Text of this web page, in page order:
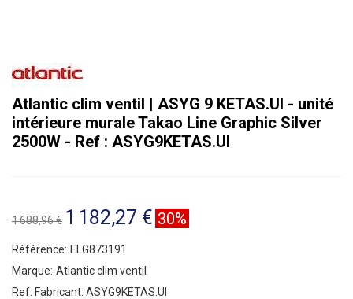
Atlantic clim ventil | ASYG 9 KETAS.UI - unité
intérieure murale Takao Line Graphic Silver
2500W - Ref : ASYG9KETAS.UI
1 688,96 € 1 182,27 € 30%
Référence: ELG873191
Marque: Atlantic clim ventil
Ref. Fabricant: ASYG9KETAS.UI